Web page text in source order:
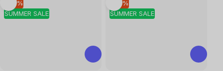
SUMMER SALE
–10 %
SUMMER SALE
–10 %